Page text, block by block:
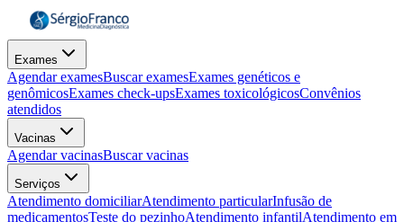
Exames
Agendar examesBuscar examesExames genéticos e
genômicosExames check-upsExames toxicológicosConvênios
atendidos
Vacinas
Agendar vacinasBuscar vacinas
Serviços
Atendimento domiciliarAtendimento particularInfusão de
medicamentosTeste do pezinhoAtendimento infantilAtendimento em